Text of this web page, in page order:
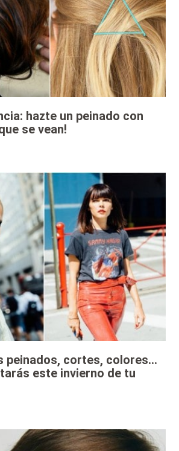
hazte un peinado con
se vean!
peinados, cortes, colores…
este invierno de tu